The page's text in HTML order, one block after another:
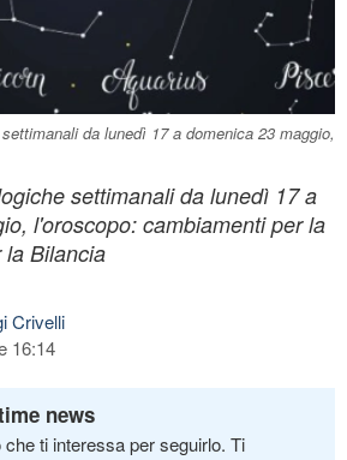
da lunedì 17 a domenica 23 maggio,
settimanali da lunedì 17 a
l'oroscopo: cambiamenti per la
la Bilancia
Crivelli
16:14
news
che ti interessa per seguirlo. Ti